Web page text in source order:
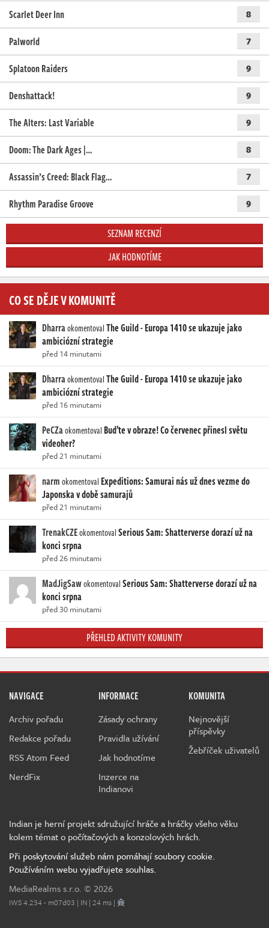
Scarlet Deer Inn
8
Palworld 7
Splatoon Raiders 9
Denshattack! 9
The Alters: Last Variable 9
Doom: The Dark Ages |… 8
Assassin’s Creed: Black Flag… 7
Rhythm Paradise Groove 9
SEZNAM RECENZÍ
JAK HODNOTÍME
CO SE DĚJE V KOMUNITĚ
DharraokomentovalThe Guild - Europa 1410 se ukazuje jako
ambiciózní strategie
před 14 minutami
DharraokomentovalThe Guild - Europa 1410 se ukazuje jako
ambiciózní strategie
před 16 minutami
PeCZaokomentoval Buďte v obraze! Co červenec přinesl světu
videoher?
před 21 minutami
narmokomentoval Expeditions: Samurai nás už dnes vezme do
Japonska v době samurajů
před 21 minutami
TrenakCZEokomentovalSerious Sam: Shatterverse dorazí už na
konci srpna
před 26 minutami
MadJigSawokomentovalSerious Sam: Shatterverse dorazí už na
konci srpna
před 30 minutami
PŘEHLED AKTIVITY KOMUNITY
NAVIGACE
Archiv pořadu
Redakce pořadu
RSS Atom Feed
NerdFix
INFORMACE
Zásady ochrany
Pravidla užívání
Jak hodnotíme
Inzerce na
Indianovi
KOMUNITA
Nejnovější
příspěvky
Žebříček uživatelů
Indian je herní projekt sdružující hráče a hráčky všeho věku
kolem témat o počítačových a konzolových hrách.
Při poskytování služeb nám pomáhají soubory cookie.
Používáním webu vyjadřujete souhlas.
MediaRealms s.r.o. © 2026
IWS 4.234 - m07d03 | IN | 24 ms |